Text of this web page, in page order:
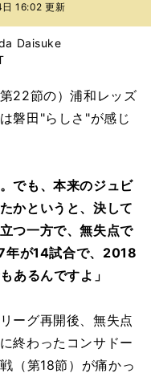
16:02 更新
Daisuke
22節の）浦和レッズ
磐田"らしさ"が感じ
でも、本来のジュビ
かというと、決して
つ一方で、無失点で
年が14試合で、2018
あるんですよ」
ーグ再開後、無失点
終わったコンサドー
（第18節）が痛かっ